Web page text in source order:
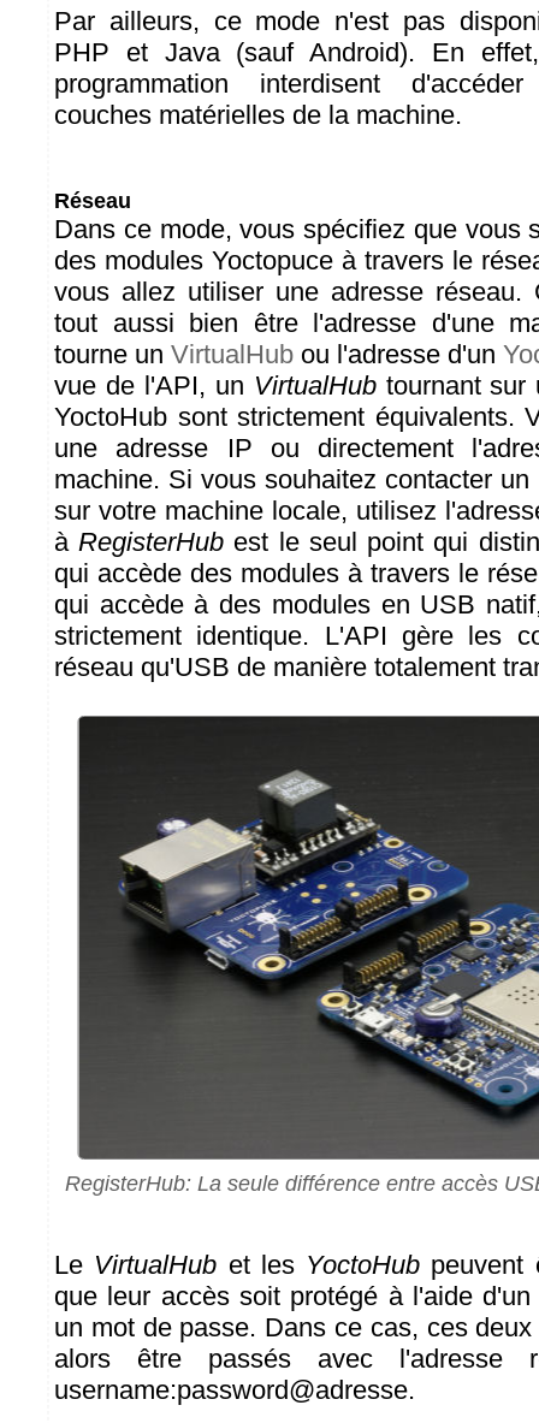
Par ailleurs, ce mode n'est pas
PHP et Java (sauf Android). En
programmation interdisent
couches matérielles de la machine.
Réseau
Dans ce mode, vous spécifiez que vous
des modules Yoctopuce à travers le
vous allez utiliser une adresse réseau.
tout aussi bien être l'adresse d'une
tourne un VirtualHub ou l'adresse d'un
vue de l'API, un VirtualHubtournant sur
YoctoHub sont strictement équivalents.
une adresse IP ou directement
machine. Si vous souhaitez contacter un
sur votre machine locale, utilisez
àRegisterHub est le seul point qui
qui accède des modules à travers le
qui accède à des modules en USB
strictement identique. L'API gère les
réseau qu'USB de manière totalement
RegisterHub: La seule différence entre accès
Le VirtualHub et les YoctoHub peuvent
que leur accès soit protégé à l'aide
un mot de passe. Dans ce cas, ces
alors être passés avec l'adresse
username:password@adresse.